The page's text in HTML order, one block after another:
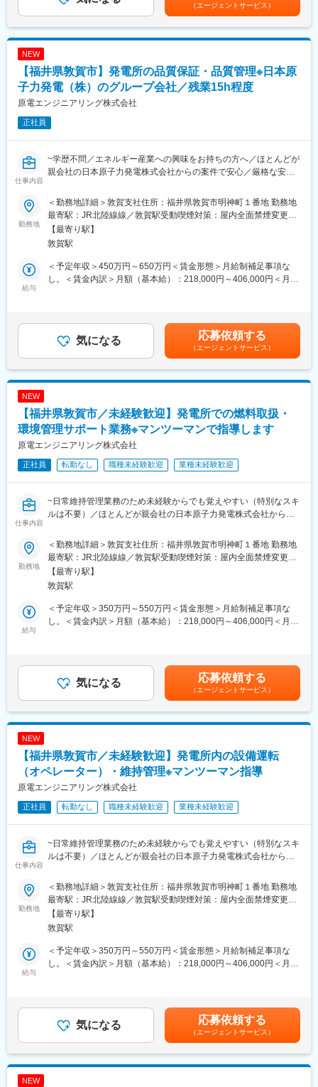
能力を高められます
■企業の特徴
・建築、土木、不動産、保険など多角的事業を展開
・ISO9001／14001取得の品質体制
・無借金経営を継続し、高い安定性を実現
（1）発電所で発生する放射性廃棄物の処理設備の運転操作・監
する場合もあります）
（3）放射性廃棄物の処理設備や放射性廃棄物の分別・運搬作業は
交替体制勤務を行っております。
・放射性廃棄物処理設備の運転・維持管理
・簡易書類、報告書などの作成
★ 平均勤続年数：21.2年（2024年度実績）
★ 月平均残業時間：15.4時間（2024年度実績）
★ 平均有給取得日数：15.4日（2024年度実績）
※夏季休暇は取得率100%を継続中！
●働き方改革推進●
当社では、社員が無理なく働ける環境づくりを推進しています。
きやすさをサポートしています。
単に「減らせ」と言うのではなく、状況に合わせて一緒に解決策
毎週 水曜日と金曜日を「ノー残業デー」として設定しています。
加
家庭やプライベートの時間もしっかり確保できるよう配慮してい
ます。
変更の範囲：会社の定める業務
月給(月額)は固定手当を含めた表記です。
（エージェントサービス）
NEW
【福井県敦賀市】発電所の品質保証・品質管理※日本原
子力発電（株）のグループ会社／残業15h程度
原電エンジニアリング株式会社
正社員
仕事内容
~学歴不問／エネルギー産業への興味をお持ちの方へ／ほとんどが
親会社の日本原子力発電株式会社からの案件で安心／厳格な安全
曜はノー残業デー~
●業務内容
原子力発電所における機器・工事・運用に関する品質保証（QA）
および品質管理（QC）業務全般。社内品質マネジメントシステム
（QMS）の運用と継続的改善、関連文書の作成・管理に加え、発
電所の建設・保全に関わる各種技術文書の確認とフィードバック
を担当していただきます。
（1）社内QMSの構築・運用・改定
ISO 9001に基づき、品質関連文書の整備・監査対応・改善を行
い、法令も考慮した運用を実施します。
協力会社に品質要件を伝え、納品物の評価・是正対応、立会検査
や監査も実施します。
（4）品質教育と情報共有
社内外向けに品質研修を行い、トラブル事例の共有や再発防止に
取り組みます。
・平均勤続年数：21.2年（2024年度実績）
・月平均残業時間：15.4時間（2024年度実績）
※夏季休暇は取得率100%を継続中！
●働き方改革推進
当社では、社員が無理なく働ける環境づくりを推進しています。
（1）残業時間の管理
マネージャーが毎月、メンバーの残業時間を確認し、
残業が多い場合は【原因の確認】【改善方法の相談】を行い、働
毎週 水曜日と金曜日を「ノー残業デー」として設定しています。
水曜日：以前からの取り組み
加
変更の範囲：会社の定める業務
勤務地
＜勤務地詳細＞敦賀支社住所：福井県敦賀市明神町１番地 勤務地
最寄駅：JR北陸線線／敦賀駅受動喫煙対策：屋内全面禁煙変更の
範囲：会社の定める事業所
【最寄り駅】
敦賀駅
給与
＜予定年収＞450万円～650万円＜賃金形態＞月給制補足事項な
し。＜賃金内訳＞月額（基本給）：218,000円～406,000円＜月給
給：年1回（4月）■賞与：制度あり（業績連動）賃金はあくまで
も目安の金額であり、選考を通じて上下する可能性があります。
月給(月額)は固定手当を含めた表記です。
気になる 応募依頼する
（エージェントサービス）
NEW
【福井県敦賀市／未経験歓迎】発電所での燃料取扱・
環境管理サポート業務※マンツーマンで指導します
原電エンジニアリング株式会社
正社員 転勤なし 職種未経験歓迎 業種未経験歓迎
仕事内容
~日常維持管理業務のため未経験からでも覚えやすい（特別なスキ
ルは不要）／ほとんどが親会社の日本原子力発電株式会社からの
休暇取得率100%~
●お任せする業務内容
・原子力発電所で使用された燃料の移動など、燃料に関する取り
扱い作業を実施していただきます。敦賀発電所ではBWR、PWRと
型式の異なる燃料の取扱いが経験ができます。
・日本国の排他的経済水域での原子燃料や放射性廃棄物の輸送に
係る事故発生時の緊急対応業務を実施していただきます。英国企
いただきます。
・発電所内の建物清掃や管理区域用被服の洗濯に係る作業管理や
熱中症対策の飲料水補給などの補給作業を実施していただきま
■専用車両による陸上輸送の管理
■港湾荷役の管理
■原子燃料や放射性廃棄物の国内海上輸送における緊急時対応業務
■発電所内の洗濯や清掃作業の作業管理や飲料水の補給作業
★ 月平均残業時間：15時間（2024年度実績）
★ 平均有給取得日数：17.2日（2024年度実績）
●働き方改革推進●
当社では、社員が無理なく働ける環境づくりを推進しています。
（1）残業時間の管理
マネージャーが毎月、メンバーの残業時間を確認し、
残業が多い場合は【原因の確認】【改善方法の相談】を行い、働
きやすさをサポートしています。
単に「減らせ」と言うのではなく、状況に合わせて一緒に解決策
水曜日：以前からの取り組み
金曜日：単身赴任者が多く、週末の帰省をしやすくするために追
ます。
勤務地
＜勤務地詳細＞敦賀支社住所：福井県敦賀市明神町１番地 勤務地
最寄駅：JR北陸線線／敦賀駅受動喫煙対策：屋内全面禁煙変更の
範囲：会社の定める事業所
【最寄り駅】
敦賀駅
給与
＜予定年収＞350万円～550万円＜賃金形態＞月給制補足事項な
し。＜賃金内訳＞月額（基本給）：218,000円～406,000円＜月給
給：年1回（4月）■賞与：制度あり（業績連動）賃金はあくまで
も目安の金額であり、選考を通じて上下する可能性があります。
月給(月額)は固定手当を含めた表記です。
気になる 応募依頼する
（エージェントサービス）
NEW
【福井県敦賀市／未経験歓迎】発電所内の設備運転
（オペレーター）・維持管理※マンツーマン指導
原電エンジニアリング株式会社
正社員 転勤なし 職種未経験歓迎 業種未経験歓迎
仕事内容
~日常維持管理業務のため未経験からでも覚えやすい（特別なスキ
ルは不要）／ほとんどが親会社の日本原子力発電株式会社からの
給取得率75％／水曜・金曜はノー残業デー／夏期休暇取得率
100%~
●お任せする業務内容
発電所で発生する放射性廃棄物や排水の処理設備などを対象とし
て、運転操作・監視、パトロール、日常維持管理業務を実施して
いただきます。
可燃性廃棄物を処理する焼却設備は交替体制勤務を行っておりま
いません！！
●業務の詳細
勤務地
＜勤務地詳細＞敦賀支社住所：福井県敦賀市明神町１番地 勤務地
最寄駅：JR北陸線線／敦賀駅受動喫煙対策：屋内全面禁煙変更の
範囲：会社の定める事業所
【最寄り駅】
敦賀駅
給与
＜予定年収＞350万円～550万円＜賃金形態＞月給制補足事項な
し。＜賃金内訳＞月額（基本給）：218,000円～406,000円＜月給
給：年1回（4月）■賞与：制度あり（業績連動）賃金はあくまで
も目安の金額であり、選考を通じて上下する可能性があります。
月給(月額)は固定手当を含めた表記です。
気になる 応募依頼する
（エージェントサービス）
NEW